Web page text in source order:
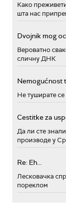
Како
шта нас
Dvojnik mog
Вероватно
сличну ДНК
Nemogućnost
Не туширате се
Cestitke za
Да ли сте
производе у
Re: Eh...
Лесковачка
пореклом